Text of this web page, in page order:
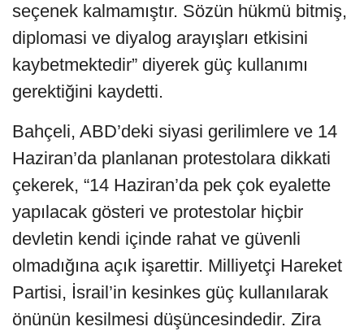
seçenek kalmamıştır. Sözün hükmü bitmiş,
diplomasi ve diyalog arayışları etkisini
kaybetmektedir” diyerek güç kullanımı
gerektiğini kaydetti.
Bahçeli, ABD’deki siyasi gerilimlere ve 14
Haziran’da planlanan protestolara dikkati
çekerek, “14 Haziran’da pek çok eyalette
yapılacak gösteri ve protestolar hiçbir
devletin kendi içinde rahat ve güvenli
olmadığına açık işarettir. Milliyetçi Hareket
Partisi, İsrail’in kesinkes güç kullanılarak
önünün kesilmesi düşüncesindedir. Zira